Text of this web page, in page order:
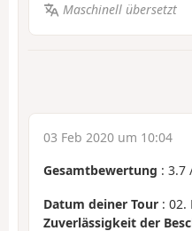
Maschinell übersetzt
03 Feb 2020 um 10:04
Gesamtbewertung : 3.7
Datum deiner Tour : 02.
Zuverlässigkeit der